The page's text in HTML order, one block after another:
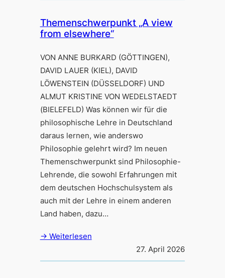
Themenschwerpunkt „A view
from elsewhere“
VON ANNE BURKARD (GÖTTINGEN),
DAVID LAUER (KIEL), DAVID
LÖWENSTEIN (DÜSSELDORF) UND
ALMUT KRISTINE VON WEDELSTAEDT
(BIELEFELD) Was können wir für die
philosophische Lehre in Deutschland
daraus lernen, wie anderswo
Philosophie gelehrt wird? Im neuen
Themenschwerpunkt sind Philosophie-
Lehrende, die sowohl Erfahrungen mit
dem deutschen Hochschulsystem als
auch mit der Lehre in einem anderen
Land haben, dazu…
→ Weiterlesen
27. April 2026